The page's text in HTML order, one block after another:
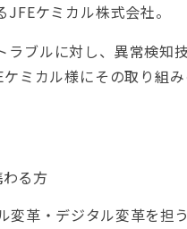
ケミカル株式会社。
ブルに対し、異常検
ミカル様にその取り組み
る方
革・デジタル変革を担